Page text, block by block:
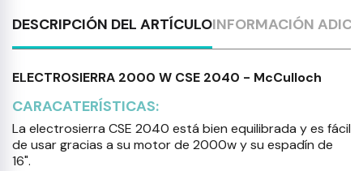
DESCRIPCIÓN DEL ARTÍCULOINFORMACIÓN
ELECTROSIERRA 2000 W CSE 2040 - McCulloch
CARACATERÍSTICAS:
La electrosierra CSE 2040 está bien equilibrada y es fácil
de usar gracias a su motor de 2000w y su espadín de
16".